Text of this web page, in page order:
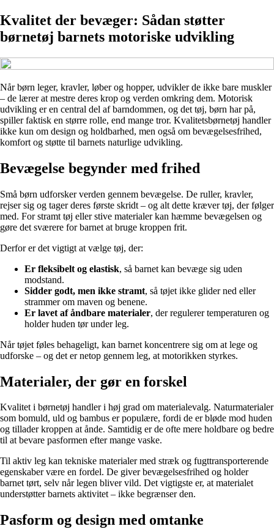
Kvalitet der bevæger: Sådan støtter
børnetøj barnets motoriske udvikling
Når børn leger, kravler, løber og hopper, udvikler de ikke bare muskler
– de lærer at mestre deres krop og verden omkring dem. Motorisk
udvikling er en central del af barndommen, og det tøj, børn har på,
spiller faktisk en større rolle, end mange tror. Kvalitetsbørnetøj handler
ikke kun om design og holdbarhed, men også om bevægelsesfrihed,
komfort og støtte til barnets naturlige udvikling.
Bevægelse begynder med frihed
Små børn udforsker verden gennem bevægelse. De ruller, kravler,
rejser sig og tager deres første skridt – og alt dette kræver tøj, der følger
med. For stramt tøj eller stive materialer kan hæmme bevægelsen og
gøre det sværere for barnet at bruge kroppen frit.
Derfor er det vigtigt at vælge tøj, der:
Er fleksibelt og elastisk, så barnet kan bevæge sig uden
modstand.
Sidder godt, men ikke stramt, så tøjet ikke glider ned eller
strammer om maven og benene.
Er lavet af åndbare materialer, der regulerer temperaturen og
holder huden tør under leg.
Når tøjet føles behageligt, kan barnet koncentrere sig om at lege og
udforske – og det er netop gennem leg, at motorikken styrkes.
Materialer, der gør en forskel
Kvalitet i børnetøj handler i høj grad om materialevalg. Naturmaterialer
som bomuld, uld og bambus er populære, fordi de er bløde mod huden
og tillader kroppen at ånde. Samtidig er de ofte mere holdbare og bedre
til at bevare pasformen efter mange vaske.
Til aktiv leg kan tekniske materialer med stræk og fugttransporterende
egenskaber være en fordel. De giver bevægelsesfrihed og holder
barnet tørt, selv når legen bliver vild. Det vigtigste er, at materialet
understøtter barnets aktivitet – ikke begrænser den.
Pasform og design med omtanke